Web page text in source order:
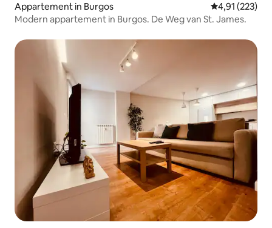
Appartement in Burgos Gemiddelde
4,91 (223)
Modern appartement in Burgos. De Weg van St. James.